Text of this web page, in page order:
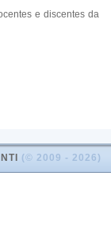
e discentes da
NTI (© 2009 - 2026)